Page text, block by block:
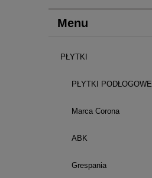
Menu
PŁYTKI
PŁYTKI PODŁOGOWE
Marca Corona
ABK
Grespania